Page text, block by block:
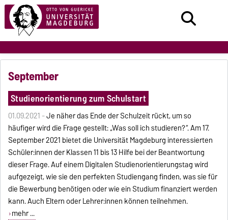
September
Studienorientierung zum Schulstart
01.09.2021 -Je näher das Ende der Schulzeit rückt, um so
häufiger wird die Frage gestellt: „Was soll ich studieren?“. Am 17.
September 2021 bietet die Universität Magdeburg interessierten
Schüler:innen der Klassen 11 bis 13 Hilfe bei der Beantwortung
dieser Frage. Auf einem Digitalen Studienorientierungstag wird
aufgezeigt, wie sie den perfekten Studiengang finden, was sie für
die Bewerbung benötigen oder wie ein Studium finanziert werden
kann. Auch Eltern oder Lehrer:innen können teilnehmen.
mehr ...